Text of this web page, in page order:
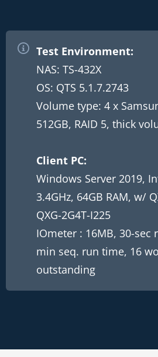
Test Environment:
NAS: TS-432X
OS: QTS 5.1.7.2743
Volume type: 4 x
512GB, RAID 5, thick
Client PC:
Windows Server 2019,
3.4GHz, 64GB RAM, w/
QXG-2G4T-I225
IOmeter : 16MB, 30-sec
min seq. run time, 16
outstanding